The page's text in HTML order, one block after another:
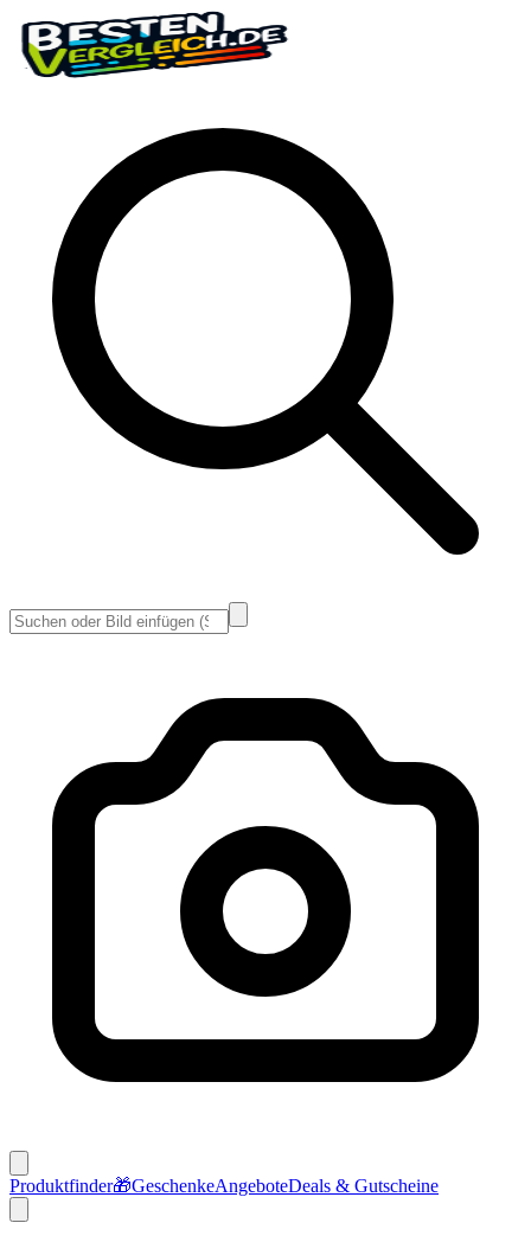
Produktfinder🎁GeschenkeAngeboteDeals & Gutscheine